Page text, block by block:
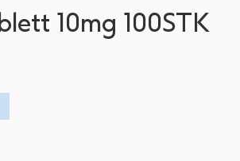
10mg 100STK